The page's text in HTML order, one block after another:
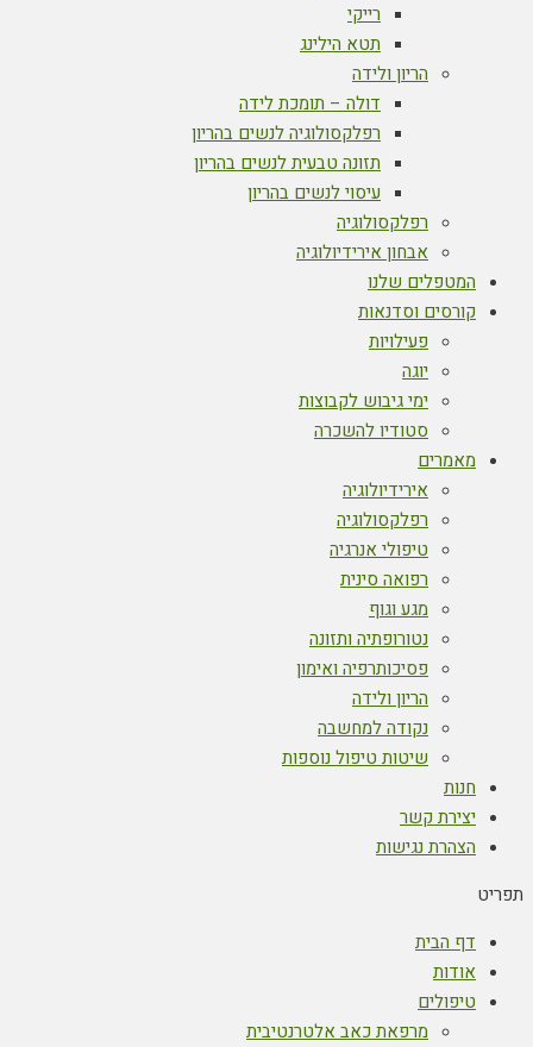
רייקי
תטא הילינג
הריון ולידה
דולה – תומכת לידה
רפלקסולוגיה לנשים בהריון
תזונה טבעית לנשים בהריון
עיסוי לנשים בהריון
רפלקסולוגיה
אבחון אירידיולוגיה
המטפלים שלנו
קורסים וסדנאות
פעילויות
יוגה
ימי גיבוש לקבוצות
סטודיו להשכרה
מאמרים
אירידיולוגיה
רפלקסולוגיה
טיפולי אנרגיה
רפואה סינית
מגע וגוף
נטורופתיה ותזונה
פסיכותרפיה ואימון
הריון ולידה
נקודה למחשבה
שיטות טיפול נוספות
חנות
יצירת קשר
הצהרת נגישות
תפריט
דף הבית
אודות
טיפולים
מרפאת כאב אלטרנטיבית